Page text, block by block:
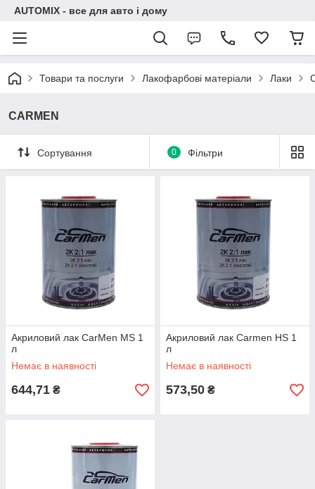
AUTOMIX - все для авто і дому
Товари та послуги Лакофарбові матеріали Лаки
CARMEN
Сортування 0 Фільтри
Акриловий лак CarMen MS 1
л
Немає в наявності
644,71 ₴
Акриловий лак Carmen HS 1
л
Немає в наявності
573,50 ₴